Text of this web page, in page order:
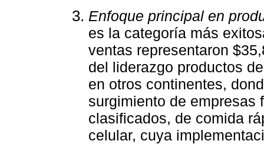
Enfoque principal en
es la categoría más
ventas representaron
del liderazgo productos
en otros continentes,
surgimiento de empresas
clasificados, de comida
celular, cuya